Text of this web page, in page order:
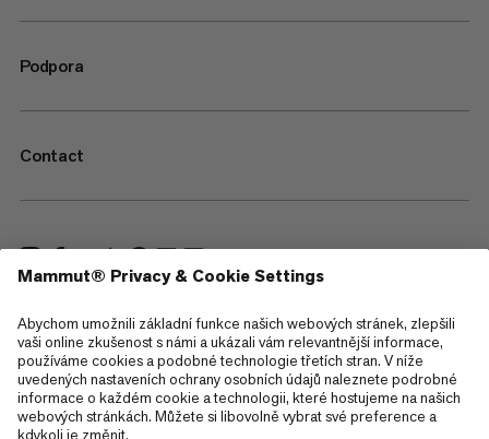
Podpora
Contact
—
Sitemap